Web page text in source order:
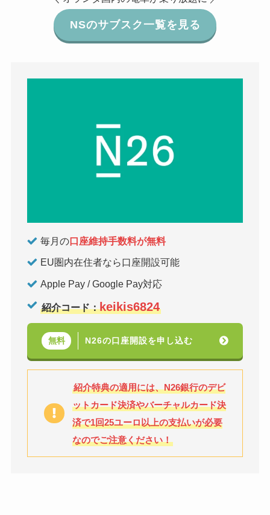
NSのサブスク一覧を見る
毎月の口座維持手数料が無料
EU圏内在住者なら口座開設可能
Apple Pay / Google Pay対応
紹介コード：keikis6824
無料 N26の口座開設を申し込む
紹介特典の適用には、N26銀行のデビ
ットカード決済やバーチャルカード決
済で1回25ユーロ以上の支払いが必要
なのでご注意ください！